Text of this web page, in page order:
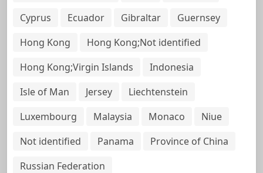
Cyprus
Ecuador Gibraltar
Guernsey
Hong Kong
Hong Kong;Not identified
Hong Kong;Virgin Islands
Indonesia
Isle of Man
Jersey
Liechtenstein
Luxembourg
Malaysia Monaco
Niue
Not identified
Panama
Province of China
Russian Federation